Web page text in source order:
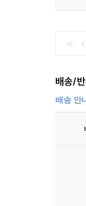
배송/
배송 안